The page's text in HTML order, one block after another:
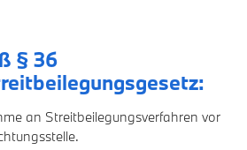
§ 36
an Streitbeilegungsverfahren vor